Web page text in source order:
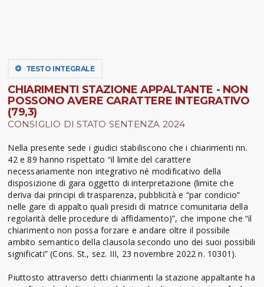
TESTO INTEGRALE
CHIARIMENTI STAZIONE APPALTANTE - NON
POSSONO AVERE CARATTERE INTEGRATIVO
(79,3)
CONSIGLIO DI STATO SENTENZA 2024
Nella presente sede i giudici stabiliscono che i chiarimenti nn.
42 e 89 hanno rispettato “il limite del carattere
necessariamente non integrativo né modificativo della
disposizione di gara oggetto di interpretazione (limite che
deriva dai principi di trasparenza, pubblicità e “par condicio”
nelle gare di appalto quali presidi di matrice comunitaria della
regolarità delle procedure di affidamento)”, che impone che “il
chiarimento non possa forzare e andare oltre il possibile
ambito semantico della clausola secondo uno dei suoi possibili
significati” (Cons. St., sez. III, 23 novembre 2022 n. 10301).
Piuttosto attraverso detti chiarimenti la stazione appaltante ha